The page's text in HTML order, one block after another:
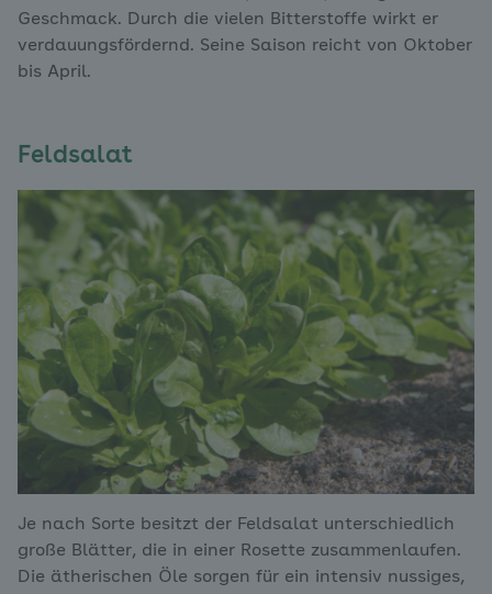
Geschmack. Durch die vielen Bitterstoffe wirkt er
verdauungsfördernd. Seine Saison reicht von Oktober
bis April.
Feldsalat
Je nach Sorte besitzt der Feldsalat unterschiedlich
große Blätter, die in einer Rosette zusammenlaufen.
Die ätherischen Öle sorgen für ein intensiv nussiges,